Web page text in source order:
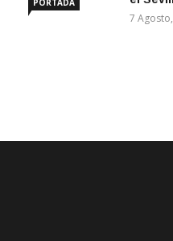
PORTADA
7